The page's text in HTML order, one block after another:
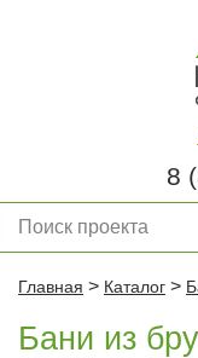
8
Главная > Каталог >
Бани из